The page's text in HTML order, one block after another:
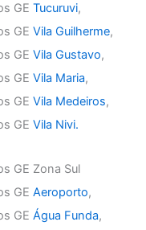
GETucuruvi,
GEVila Guilherme,
GEVila Gustavo,
GEVila Maria,
GEVila Medeiros,
GEVila Nivi.
GE Zona Sul
GEAeroporto,
GEÁgua Funda,